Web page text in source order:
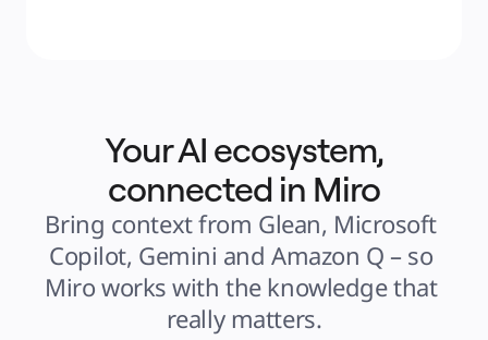
Your AI ecosystem,
connected in Miro
Bring context from Glean, Microsoft
Copilot, Gemini and Amazon Q – so
Miro works with the knowledge that
really matters.